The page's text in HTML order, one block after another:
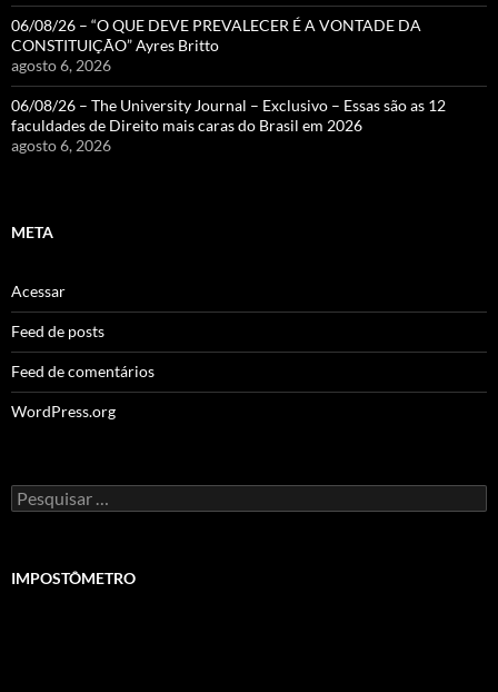
06/08/26 – “O QUE DEVE PREVALECER É A VONTADE DA
CONSTITUIÇÃO” Ayres Britto
agosto 6, 2026
06/08/26 – The University Journal – Exclusivo – Essas são as 12
faculdades de Direito mais caras do Brasil em 2026
agosto 6, 2026
META
Acessar
Feed de posts
Feed de comentários
WordPress.org
Pesquisar
por:
IMPOSTÔMETRO